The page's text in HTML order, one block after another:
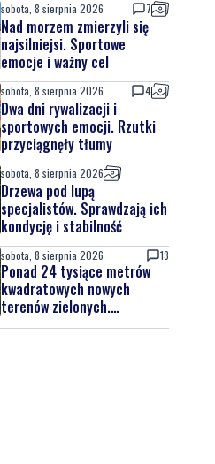
sobota, 8 sierpnia 2026 7
Nad morzem zmierzyli się
najsilniejsi. Sportowe
emocje i ważny cel
sobota, 8 sierpnia 2026 4
Dwa dni rywalizacji i
sportowych emocji. Rzutki
przyciągnęły tłumy
sobota, 8 sierpnia 2026
Drzewa pod lupą
specjalistów. Sprawdzają ich
kondycję i stabilność
sobota, 8 sierpnia 2026 13
Ponad 24 tysiące metrów
kwadratowych nowych
terenów zielonych.
Powstanie nowa przestrzeń